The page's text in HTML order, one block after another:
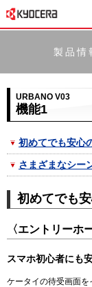
製品情
URBANO V03
機能1
初めてでも安心
さまざまなシー
初めてでも
〈エントリーホ
スマホ初心者にも
ケータイの待受画面